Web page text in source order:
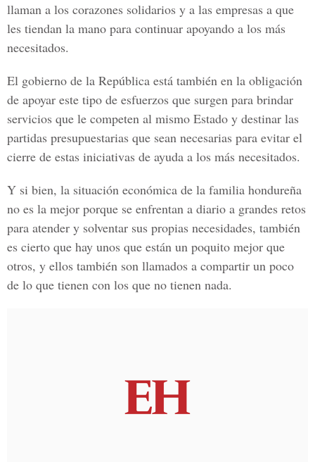
llaman a los corazones solidarios y a las empresas a que
les tiendan la mano para continuar apoyando a los más
necesitados.
El gobierno de la República está también en la obligación
de apoyar este tipo de esfuerzos que surgen para brindar
servicios que le competen al mismo Estado y destinar las
partidas presupuestarias que sean necesarias para evitar el
cierre de estas iniciativas de ayuda a los más necesitados.
Y si bien, la situación económica de la familia hondureña
no es la mejor porque se enfrentan a diario a grandes retos
para atender y solventar sus propias necesidades, también
es cierto que hay unos que están un poquito mejor que
otros, y ellos también son llamados a compartir un poco
de lo que tienen con los que no tienen nada.